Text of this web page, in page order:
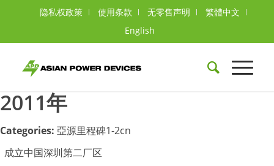
隐私权政策 使用条款 无零售声明
繁體中文
English
2011年
Categories: 亞源里程碑1-2cn
成立中国深圳第二厂区